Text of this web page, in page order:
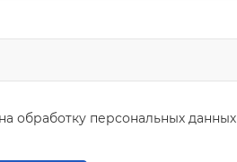
обработку персональных данных